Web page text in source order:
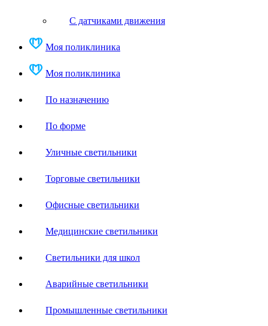
С датчиками движения
Моя поликлиника
Моя поликлиника
По назначению
По форме
Уличные светильники
Торговые светильники
Офисные светильники
Медицинские светильники
Светильники для школ
Аварийные светильники
Промышленные светильники